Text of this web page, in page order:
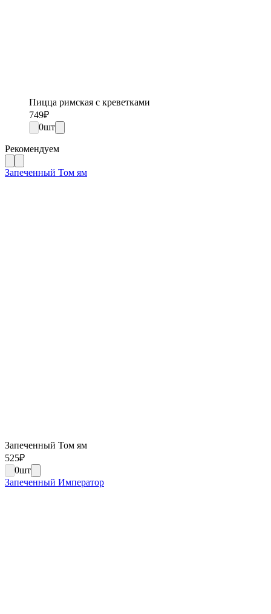
Пицца римская с креветками
749₽
0шт
Рекомендуем
Запеченный Том ям
Запеченный Том ям
525₽
0шт
Запеченный Император